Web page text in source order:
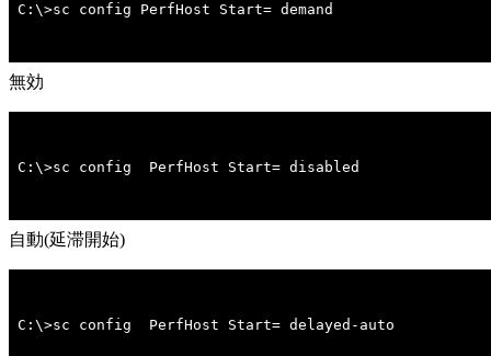
C:\>sc config PerfHost Start= demand
無効
C:\>sc config  PerfHost Start= disabled
自動(延滞開始)
C:\>sc config  PerfHost Start= delayed-auto